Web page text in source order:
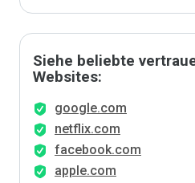
Siehe beliebte
Websites:
google.com
netflix.com
facebook.com
apple.com